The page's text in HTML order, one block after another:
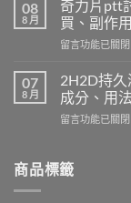
師
實
測
國
保
V8
月：
大
好
評
｜
藥
師
實
灣
08
8 月
奇力片ptt
買、副作
在
力
片
ptt
討
藥
留言功能已關閉
07
8 月
2H2D持久
成分、用
在
久
液
留言功能已關閉
商品標籤